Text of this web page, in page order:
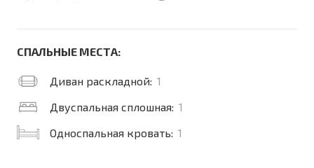
СПАЛЬНЫЕ МЕСТА:
Диван раскладной: 1
Двуспальная сплошная: 1
Односпальная кровать: 1